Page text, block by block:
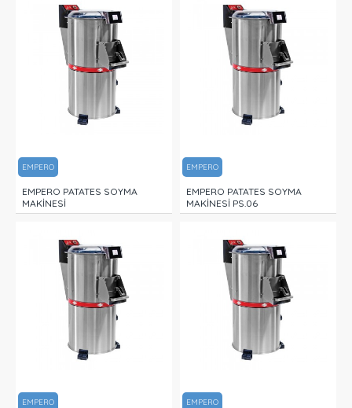
EMPERO
EMPERO PATATES SOYMA
MAKİNESİ
EMPERO
EMPERO PATATES SOYMA
MAKİNESİ PS.06
EMPERO EMPERO